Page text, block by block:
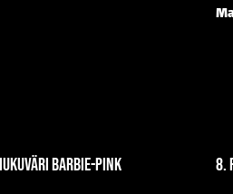
barbie-pink
8.